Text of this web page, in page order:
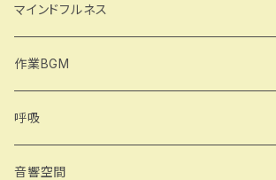
月の波動
ヨガ
気を集める
シャバ―サナ
合掌行気
マインドフルネス
作業BGM
呼吸
音響空間